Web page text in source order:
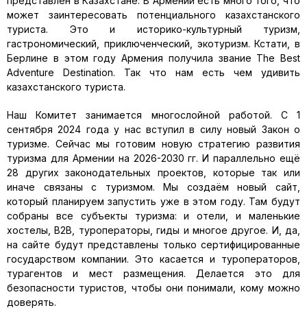
может заинтересовать потенциального казахстанского
туриста. Это и историко-культурный туризм,
гастрономический, приключенческий, экотуризм. Кстати, в
Берлине в этом году Армения получила звание The Best
Adventure Destination. Так что нам есть чем удивить
казахстанского туриста.
Наш Комитет занимается многослойной работой. С 1
сентября 2024 года у нас вступил в силу новый Закон о
туризме. Сейчас мы готовим новую стратегию развития
туризма для Армении на 2026-2030 гг. И параллельно ещё
28 других законодательных проектов, которые так или
иначе связаны с туризмом. Мы создаём новый сайт,
который планируем запустить уже в этом году. Там будут
собраны все субъекты туризма: и отели, и маленькие
хостелы, B2B, туроператоры, гиды и многое другое. И, да,
на сайте будут представлены только сертифицированные
государством компании. Это касается и туроператоров,
турагентов и мест размещения. Делается это для
безопасности туристов, чтобы они понимали, кому можно
доверять.